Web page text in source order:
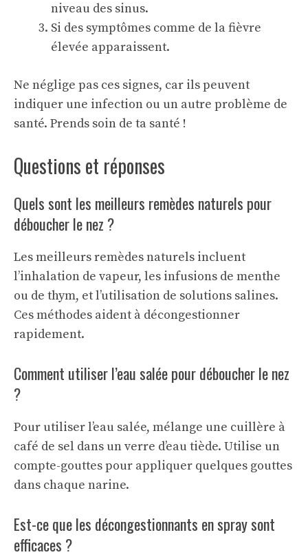
niveau des sinus.
Si des symptômes comme de la fièvre
élevée apparaissent.
Ne néglige pas ces signes, car ils peuvent
indiquer une infection ou un autre problème de
santé. Prends soin de ta santé !
Questions et réponses
Quels sont les meilleurs remèdes naturels pour
déboucher le nez ?
Les meilleurs remèdes naturels incluent
l’inhalation de vapeur, les infusions de menthe
ou de thym, et l’utilisation de solutions salines.
Ces méthodes aident à décongestionner
rapidement.
Comment utiliser l’eau salée pour déboucher le nez
?
Pour utiliser l’eau salée, mélange une cuillère à
café de sel dans un verre d’eau tiède. Utilise un
compte-gouttes pour appliquer quelques gouttes
dans chaque narine.
Est-ce que les décongestionnants en spray sont
efficaces ?